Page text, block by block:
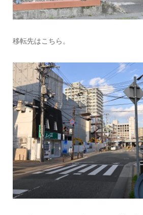
移転先はこちら。